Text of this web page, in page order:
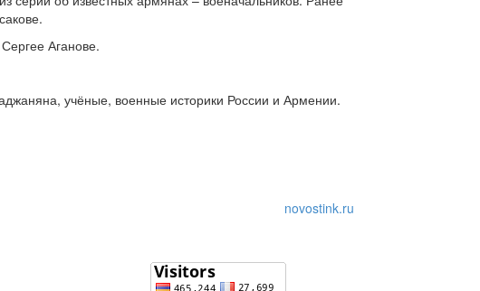
Аганове.
учёные, военные историки России и Армении.
novostink.ru